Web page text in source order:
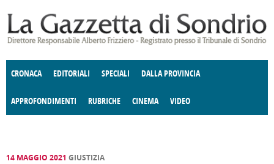
CRONACA EDITORIALI SPECIALI DALLA PROVINCIA
APPROFONDIMENTI
E SPETTACOLI POLITICA
RUBRICHE
DELLE IDEE FATTI DELLO SPIRITO
CINEMA VIDEO
14 MAGGIO 2021 GIUSTIZIA